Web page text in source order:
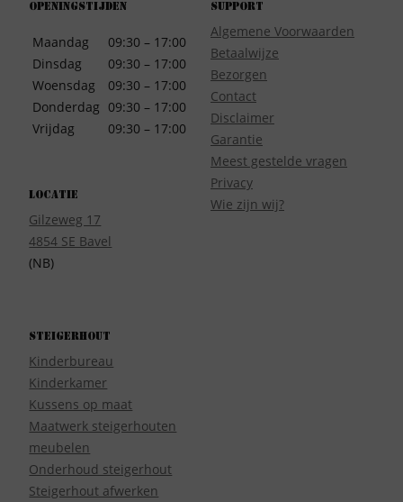
Openingstijden
Maandag
Dinsdag
Woensdag
Donderdag
Vrijdag
09:30 – 17:00
09:30 – 17:00
09:30 – 17:00
09:30 – 17:00
09:30 – 17:00
Locatie
Gilzeweg 17
4854 SE Bavel
(NB)
Support
Algemene Voorwaarden
Betaalwijze
Bezorgen
Contact
Disclaimer
Garantie
Meest gestelde vragen
Privacy
Wie zijn wij?
Steigerhout
Kinderbureau
Kinderkamer
Kussens op maat
Maatwerk steigerhouten
meubelen
Onderhoud steigerhout
Steigerhout afwerken